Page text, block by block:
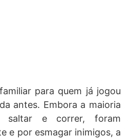
para quem já jogou
antes. Embora a maioria
saltar e correr, foram
e por esmagar inimigos, a